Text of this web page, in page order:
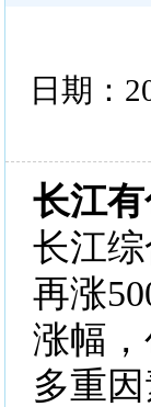
日期：
长江
长江
再涨​​
涨幅
多重